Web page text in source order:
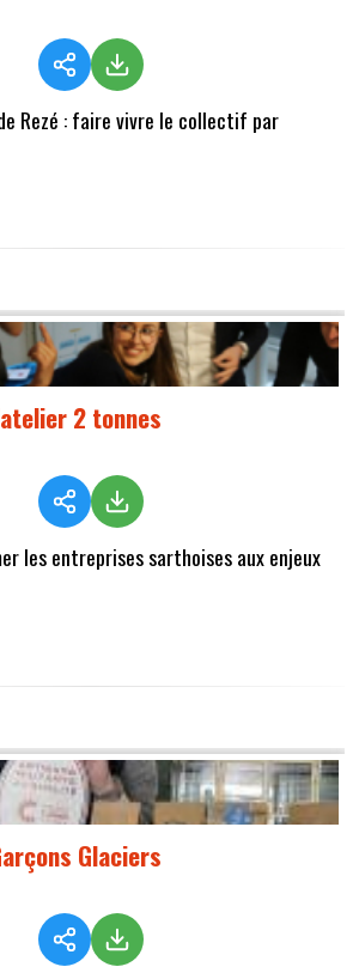
Rezé : faire vivre le collectif par
2 tonnes
les entreprises sarthoises aux enjeux
Glaciers